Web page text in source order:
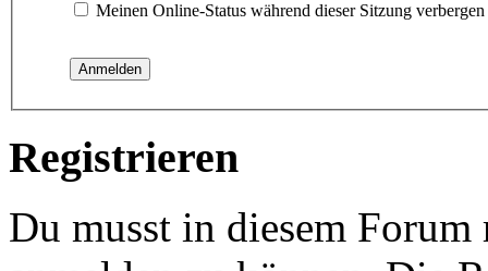
Meinen Online-Status während dieser Sitzung verbergen
Registrieren
Du musst in diesem